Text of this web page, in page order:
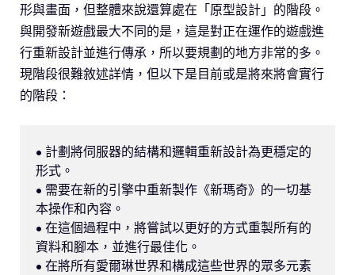
形與畫面，但整體來說還算處在「原型設計」的階段。
與開發新遊戲最大不同的是，這是對正在運作的遊戲進
行重新設計並進行傳承，所以要規劃的地方非常的多。
現階段很難敘述詳情，但以下是目前或是將來將會實行
的階段：
• 計劃將伺服器的結構和邏輯重新設計為更穩定的
形式。
• 需要在新的引擎中重新製作《新瑪奇》的一切基
本操作和內容。
• 在這個過程中，將嘗試以更好的方式重製所有的
資料和腳本，並進行最佳化。
• 在將所有愛爾琳世界和構成這些世界的眾多元素